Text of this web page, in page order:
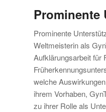
Prominente
Prominente
Weltmeisterin als
Aufklärungsarbeit für
welche
ihrem Vorhaben,
zu ihrer Rolle als